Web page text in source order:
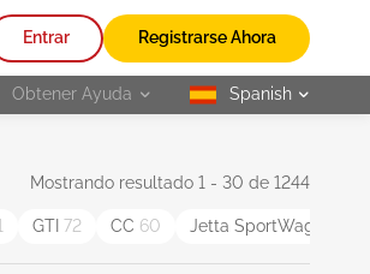
Entrar Registrarse Ahora
Obtener Ayuda selected
Spanish
Mostrando resultado 1 - 30 de 1244
GTI 72 CC 60 Jetta SportWagen